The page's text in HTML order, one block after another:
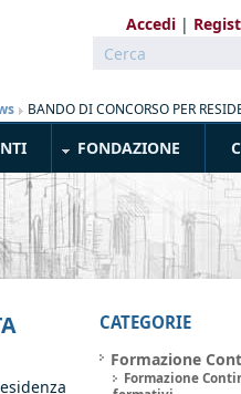
Accedi
Form di ricerca
Cerca
» BANDO DI CONCORSO PER
FONDAZIONE
CATEGORIE
Formazione
Formazione